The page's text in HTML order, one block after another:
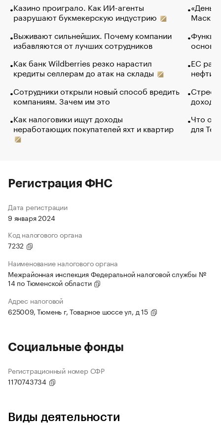
Казино проиграло. Как ИИ-агенты
разрушают букмекерскую индустрию
Выживают сильнейших. Почему компании
избавляются от лучших сотрудников
Как банк Wildberries резко нарастил
кредиты селлерам до атак на склады
Сотрудники открыли новый способ вредить
компаниям. Зачем им это
Как налоговики ищут доходы
неработающих покупателей яхт и квартир
Маск в
основ
ЕС
нефти
Что
для
Регистрация ФНС
Дата регистрации
9 января 2024
Код налогового органа
7232
Наименование налогового органа
Межрайонная инспекция Федеральной налоговой службы №
14 по Тюменской области
Адрес налоговой
625009, Тюмень г, Товарное шоссе ул, д 15
Социальные фонды
Регистрационный номер СФР
1170743734
Виды деятельности